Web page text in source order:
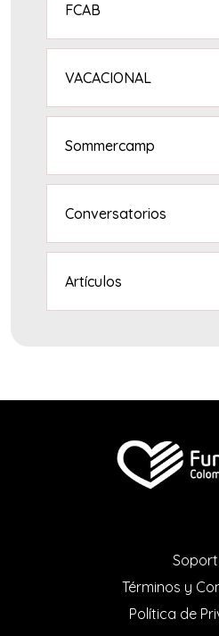
FCAB
VACACIONAL
Sommercamp
Conversatorios
Artículos
Términos y
Política de